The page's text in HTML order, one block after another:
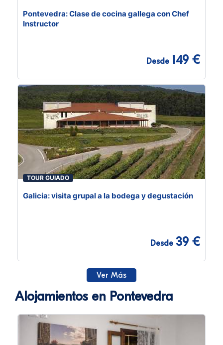
Pontevedra: Clase de cocina gallega con Chef
Instructor
Desde 149 €
TOUR GUIADO
Galicia: visita grupal a la bodega y degustación
Desde 39 €
Ver Más
Alojamientos en Pontevedra